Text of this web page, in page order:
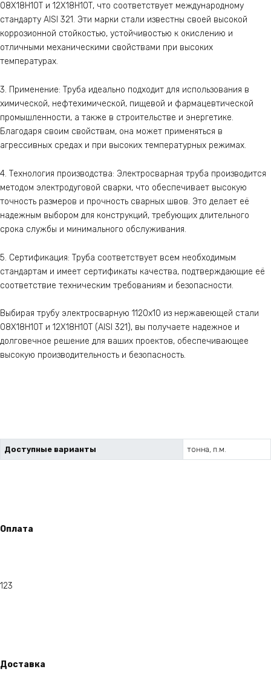
08Х18Н10Т и 12Х18Н10Т, что соответствует международному
стандарту AISI 321. Эти марки стали известны своей высокой
коррозионной стойкостью, устойчивостью к окислению и
отличными механическими свойствами при высоких
температурах.
3. Применение: Труба идеально подходит для использования в
химической, нефтехимической, пищевой и фармацевтической
промышленности, а также в строительстве и энергетике.
Благодаря своим свойствам, она может применяться в
агрессивных средах и при высоких температурных режимах.
4. Технология производства: Электросварная труба производится
методом электродуговой сварки, что обеспечивает высокую
точность размеров и прочность сварных швов. Это делает её
надежным выбором для конструкций, требующих длительного
срока службы и минимального обслуживания.
5. Сертификация: Труба соответствует всем необходимым
стандартам и имеет сертификаты качества, подтверждающие её
соответствие техническим требованиям и безопасности.
Выбирая трубу электросварную 1120х10 из нержавеющей стали
08Х18Н10Т и 12Х18Н10Т (AISI 321), вы получаете надежное и
долговечное решение для ваших проектов, обеспечивающее
высокую производительность и безопасность.
Доступные варианты тонна, п.м.
Оплата
123
Доставка